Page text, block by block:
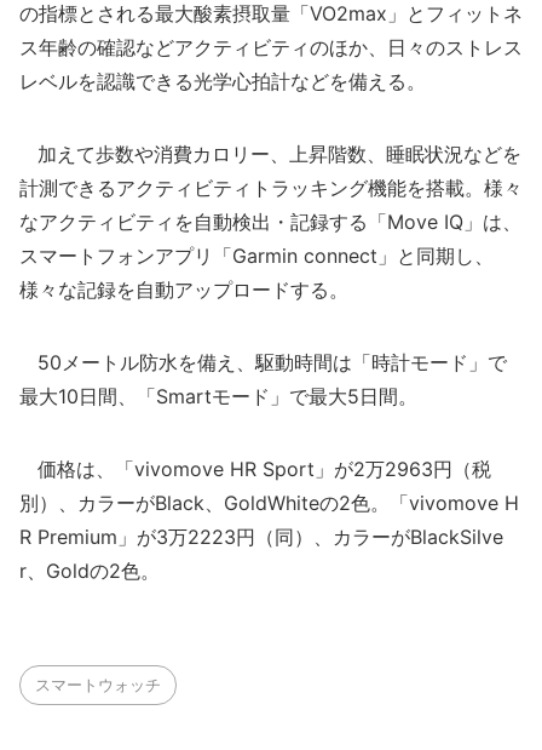
の指標とされる最大酸素摂取量「VO2max」とフィットネ
ス年齢の確認などアクティビティのほか、日々のストレス
レベルを認識できる光学心拍計などを備える。
加えて歩数や消費カロリー、上昇階数、睡眠状況などを
計測できるアクティビティトラッキング機能を搭載。様々
なアクティビティを自動検出・記録する「Move IQ」は、
スマートフォンアプリ「Garmin connect」と同期し、
様々な記録を自動アップロードする。
50メートル防水を備え、駆動時間は「時計モード」で
最大10日間、「Smartモード」で最大5日間。
価格は、「vivomove HR Sport」が2万2963円（税
別）、カラーがBlack、GoldWhiteの2色。「vivomove H
R Premium」が3万2223円（同）、カラーがBlackSilve
r、Goldの2色。
スマートウォッチ